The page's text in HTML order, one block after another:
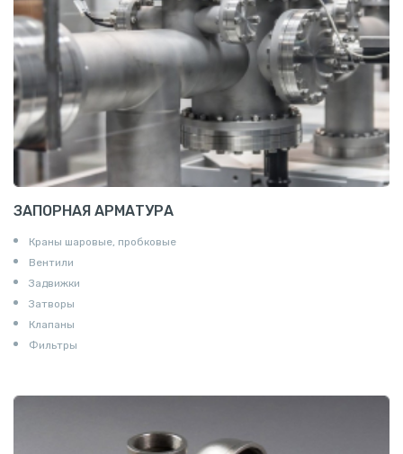
Полоса алюминиевая
Пруток шестигранный алюминиевый
ЗАПОРНАЯ АРМАТУРА
Краны шаровые, пробковые
Вентили
Задвижки
Затворы
Клапаны
Фильтры